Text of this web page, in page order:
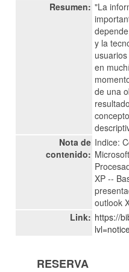
Resumen: "La
y la
en
de una
Nota de
contenido:
Indice:
XP --
outlook
Link: https://
RESERVA